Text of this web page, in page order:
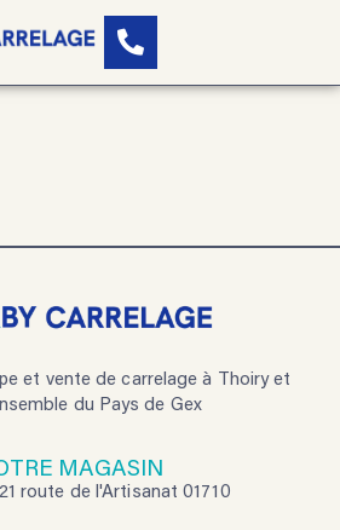
h
o
t
et vente de carrelage à Thoiry et
du Pays de Gex
MAGASIN
route de l'Artisanat 01710